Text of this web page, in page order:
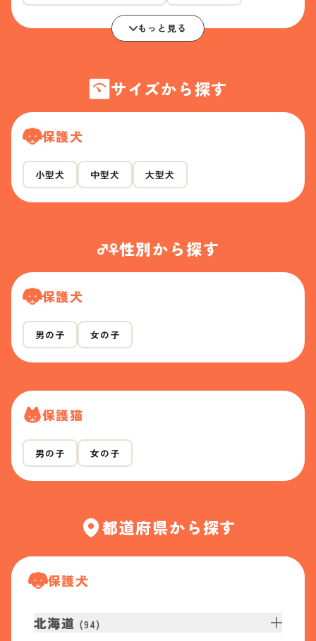
もっと見る
サイズから探す
保護犬
小型犬 中型犬 大型犬
性別から探す
保護犬
男の子 女の子
保護猫
男の子 女の子
都道府県から探す
保護犬
北海道 (94)